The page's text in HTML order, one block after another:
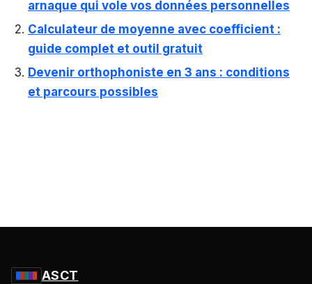
arnaque qui vole vos données personnelles
Calculateur de moyenne avec coefficient :
guide complet et outil gratuit
Devenir orthophoniste en 3 ans : conditions
et parcours possibles
ASCT